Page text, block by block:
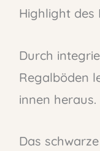
Highlight des
Durch
Regalböden
innen heraus.
Das